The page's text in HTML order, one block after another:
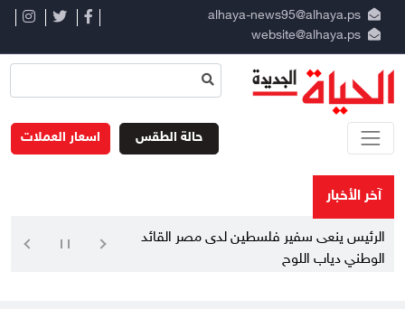
alhaya-news95@alhaya.ps
website@alhaya.ps
اسعار العملات حالة الطقس
آخر الأخبار
الرئيس ينعى سفير فلسطين لدى مصر القائد
الوطني دياب اللوح